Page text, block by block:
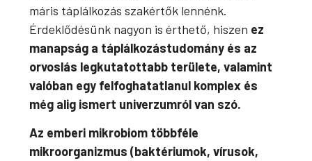
máris táplálkozás szakértők lennénk.
Érdeklődésünk nagyon is érthető, hiszen ez
manapság a táplálkozástudomány és az
orvoslás legkutatottabb területe, valamint
valóban egy felfoghatatlanul komplex és
még alig ismert univerzumról van szó.
Az emberi mikrobiom többféle
mikroorganizmus (baktériumok, vírusok,